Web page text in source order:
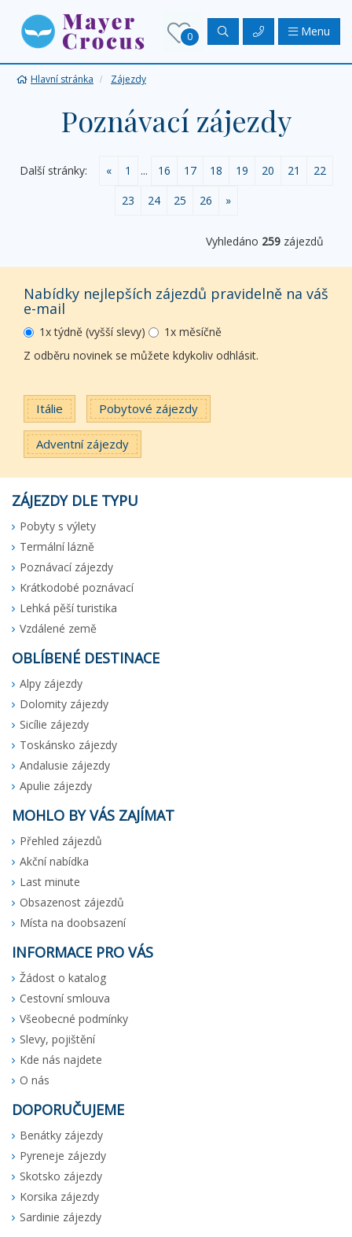
0 Menu
Hlavní stránka Zájezdy
Poznávací zájezdy
Další stránky: « 1 ... 16 17 18 19 20 21
22
23
24 25 26 »
Vyhledáno 259 zájezdů
Nabídky nejlepších zájezdů pravidelně na váš
e-mail
1x týdně (vyšší slevy)
1x měsíčně
Z odběru novinek se můžete kdykoliv odhlásit.
Itálie Pobytové zájezdy
Adventní zájezdy
ZÁJEZDY DLE TYPU
Pobyty s výlety
Termální lázně
Poznávací zájezdy
Krátkodobé poznávací
Lehká pěší turistika
Vzdálené země
OBLÍBENÉ DESTINACE
Alpy zájezdy
Dolomity zájezdy
Sicílie zájezdy
Toskánsko zájezdy
Andalusie zájezdy
Apulie zájezdy
MOHLO BY VÁS ZAJÍMAT
Přehled zájezdů
Akční nabídka
Last minute
Obsazenost zájezdů
Místa na doobsazení
INFORMACE PRO VÁS
Žádost o katalog
Cestovní smlouva
Všeobecné podmínky
Slevy, pojištění
Kde nás najdete
O nás
DOPORUČUJEME
Benátky zájezdy
Pyreneje zájezdy
Skotsko zájezdy
Korsika zájezdy
Sardinie zájezdy